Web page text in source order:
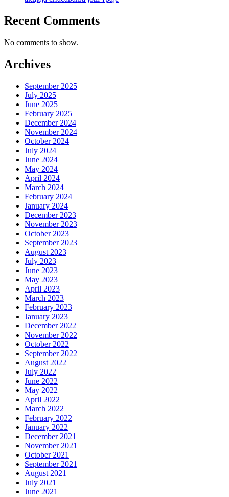
Recent Comments
No comments to show.
Archives
September 2025
July 2025
June 2025
February 2025
December 2024
November 2024
October 2024
July 2024
June 2024
May 2024
April 2024
March 2024
February 2024
January 2024
December 2023
November 2023
October 2023
September 2023
August 2023
July 2023
June 2023
May 2023
April 2023
March 2023
February 2023
January 2023
December 2022
November 2022
October 2022
September 2022
August 2022
July 2022
June 2022
May 2022
April 2022
March 2022
February 2022
January 2022
December 2021
November 2021
October 2021
September 2021
August 2021
July 2021
June 2021